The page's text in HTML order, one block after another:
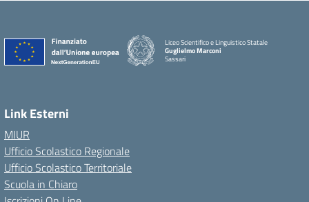
Liceo Scientifico e Linguistico Statale
Guglielmo Marconi
Sassari
Link Esterni
MIUR
Ufficio Scolastico Regionale
Ufficio Scolastico Territoriale
Scuola in Chiaro